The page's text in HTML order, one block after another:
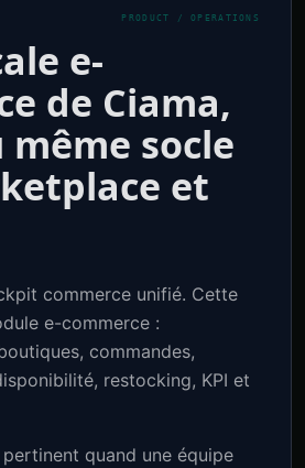
e-
de Ciama,
même socle
et
commerce unifié. Cette
e-commerce :
commandes,
restocking, KPI et
quand une équipe